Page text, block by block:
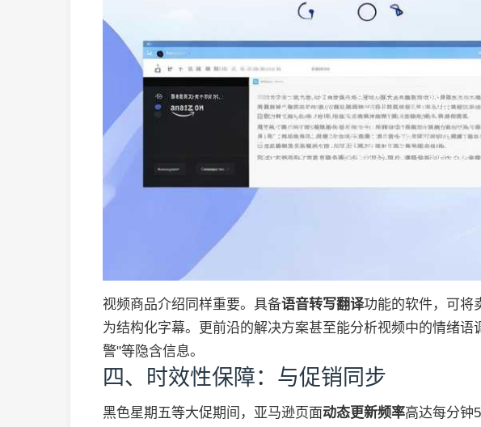
视频商品介绍同样重要。具备语音转写翻译功能的软件，可将
为结构化字幕。更前沿的解决方案甚至能分析视频中的情绪语
警"等隐含信息。
四、时效性保障：与促销同步
黑色星期五等大促期间，亚马逊页面动态更新频率高达每分钟